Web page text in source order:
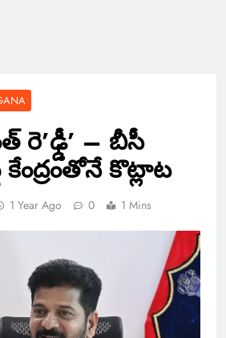
రె’ఢ్డీ’ – బీసీ
కేంద్రంతోనే కొట్లాట
1 Year Ago 0 1 Mins